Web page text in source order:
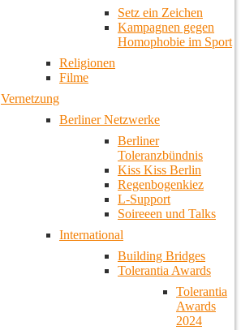
Setz ein Zeichen
Kampagnen gegen
Homophobie im Sport
Religionen
Filme
Vernetzung
Berliner Netzwerke
Berliner
Toleranzbündnis
Kiss Kiss Berlin
Regenbogenkiez
L-Support
Soireeen und Talks
International
Building Bridges
Tolerantia Awards
Tolerantia
Awards
2024